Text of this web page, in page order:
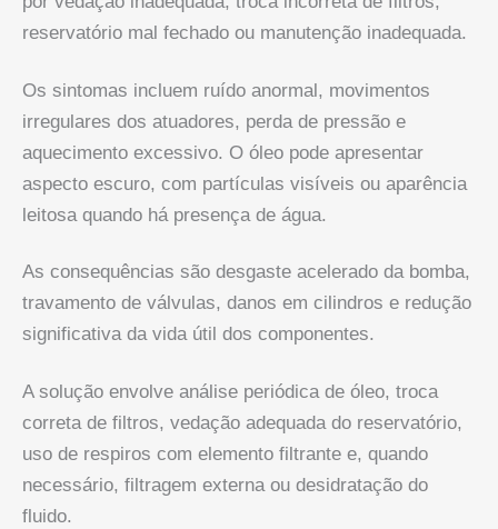
reservatório mal fechado ou manutenção inadequada.
Os sintomas incluem ruído anormal, movimentos
irregulares dos atuadores, perda de pressão e
aquecimento excessivo. O óleo pode apresentar
aspecto escuro, com partículas visíveis ou aparência
leitosa quando há presença de água.
As consequências são desgaste acelerado da bomba,
travamento de válvulas, danos em cilindros e redução
significativa da vida útil dos componentes.
A solução envolve análise periódica de óleo, troca
correta de filtros, vedação adequada do reservatório,
uso de respiros com elemento filtrante e, quando
necessário, filtragem externa ou desidratação do
fluido.